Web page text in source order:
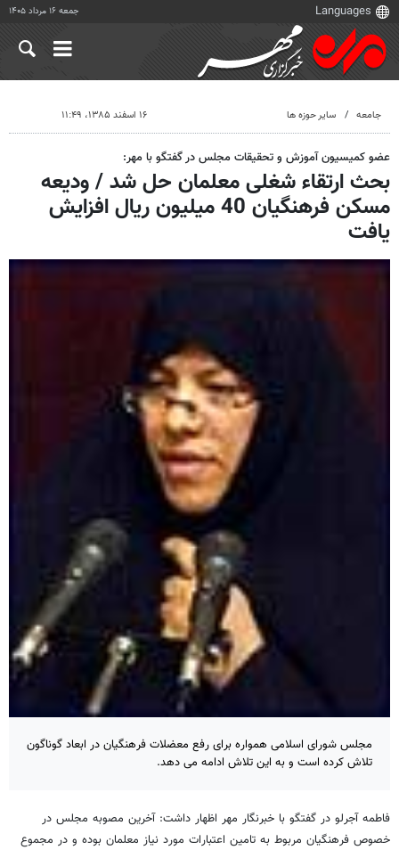
جمعه ۱۶ مرداد ۱۴۰۵
جامعه سایر حوزه ها ۱۶ اسفند ۱۳۸۵، ۱۱:۴۹
عضو کمیسیون آموزش و تحقیقات مجلس در گفتگو با مهر:
بحث ارتقاء شغلی معلمان حل شد / ودیعه
مسکن فرهنگیان 40 میلیون ریال افزایش
یافت
مجلس شورای اسلامی همواره برای رفع معضلات فرهنگیان در ابعاد گوناگون
تلاش کرده است و به این تلاش ادامه می دهد.
فاطمه آجرلو در گفتگو با خبرنگار مهر اظهار داشت: آخرین مصوبه مجلس در
خصوص فرهنگیان مربوط به تامین اعتبارات مورد نیاز معلمان بوده و در مجموع